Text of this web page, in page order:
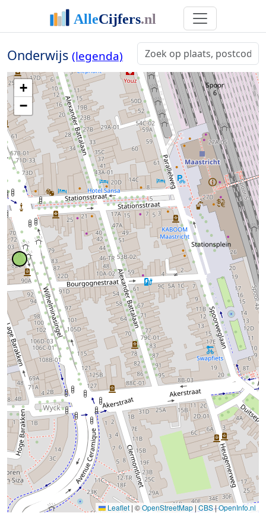
Onderwijs (legenda)
+
−
Leaflet | ©OpenStreetMap | CBS|OpenInfo.nl